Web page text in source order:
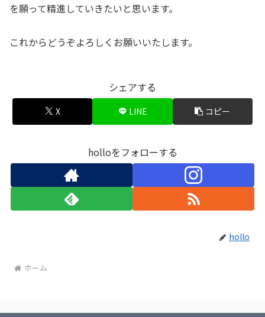
を願って精進していきたいと思います。
これからどうぞよろしくお願いいたします。
シェアする
X LINE コピー
holloをフォローする
hollo
ホーム